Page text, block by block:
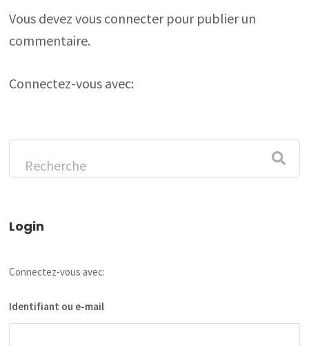
Vous devezvous connecterpour publier un
commentaire.
Connectez-vous avec:
Login
Connectez-vous avec:
Identifiant ou e-mail